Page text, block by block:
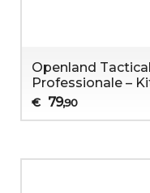
Openland
Professionale –
€ 79,90